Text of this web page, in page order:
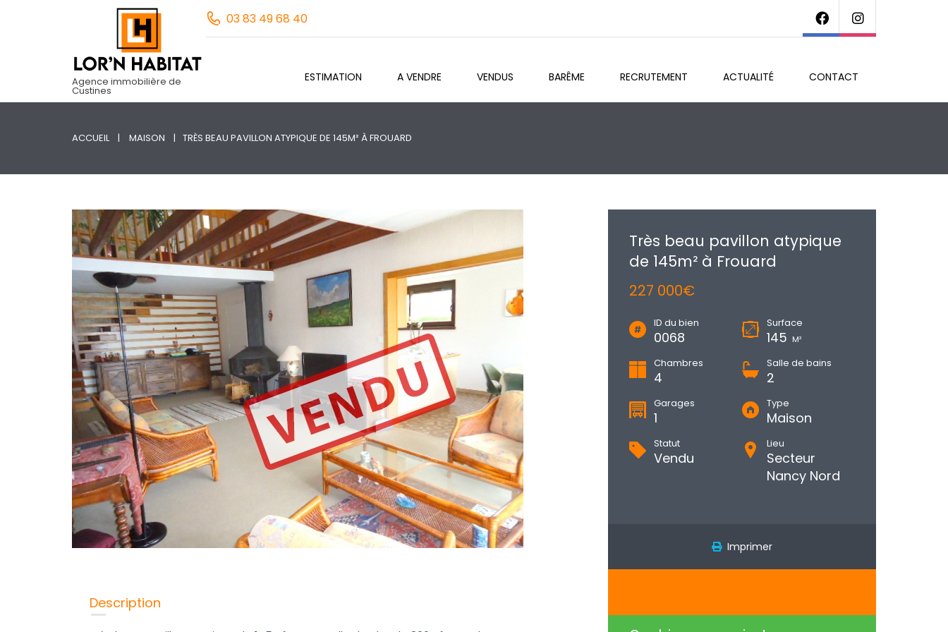
Agence immobilière de
Custines
03 83 49 68 40
ESTIMATION A VENDRE VENDUS BARÊME RECRUTEMENT ACTUALITÉ CONTACT
ACCUEIL MAISON TRÈS BEAU PAVILLON ATYPIQUE DE 145M² À FROUARD
Très beau pavillon atypique
de 145m² à Frouard
227 000€
ID du bien
0068
Surface
145 M²
Chambres
4
Salle de bains
2
Garages
1
Type
Maison
Statut
Vendu
Lieu
Secteur
Nancy Nord
Imprimer
Description